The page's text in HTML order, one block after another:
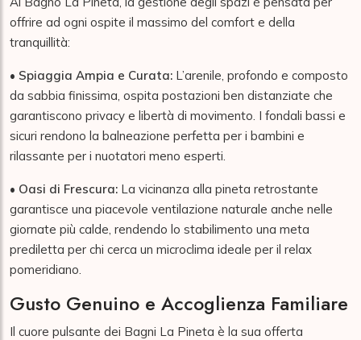
offrire ad ogni ospite il massimo del comfort e della
tranquillità:
• Spiaggia Ampia e Curata: L’arenile, profondo e composto
da sabbia finissima, ospita postazioni ben distanziate che
garantiscono privacy e libertà di movimento. I fondali bassi e
sicuri rendono la balneazione perfetta per i bambini e
rilassante per i nuotatori meno esperti.
• Oasi di Frescura: La vicinanza alla pineta retrostante
garantisce una piacevole ventilazione naturale anche nelle
giornate più calde, rendendo lo stabilimento una meta
prediletta per chi cerca un microclima ideale per il relax
pomeridiano.
Gusto Genuino e Accoglienza Familiare
Il cuore pulsante dei Bagni La Pineta è la sua offerta